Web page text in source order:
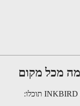
מקום